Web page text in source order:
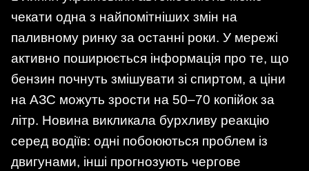
чекати одна з найпомітніших змін на
паливному ринку за останні роки. У мережі
активно поширюється інформація про те, що
бензин почнуть змішувати зі спиртом, а ціни
на АЗС можуть зрости на 50–70 копійок за
літр. Новина викликала бурхливу реакцію
серед водіїв: одні побоюються проблем із
двигунами, інші прогнозують чергове